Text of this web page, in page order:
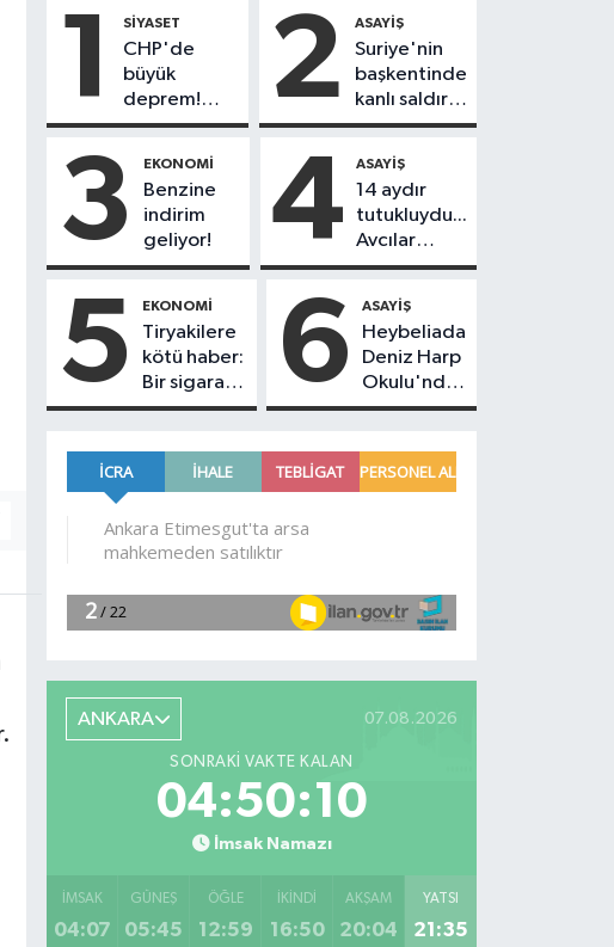
1 SIYASET
CHP'de
büyük
deprem!
230
başkanı Yeni
Parti'ye
geçiyor
2 ASAYIŞ
Suriye'nin
başkentinde
kanlı saldırı!
Yolcu
çok sayıda
ölü ve yaralı
var
3 EKONOMI
Benzine
indirim
geliyor!
4 ASAYIŞ
14 aydır
tutukluydu...
Avcılar
Belediye
Utku Caner
Çankaya
tahliye
edildi!
5 EKONOMI
Tiryakilere
kötü haber:
Bir sigara
grubuna
geldi!
6 ASAYIŞ
Heybeliada
Deniz Harp
Okulu'nda
korkutan
Alevlere
müdahale
ANKARA 07.08.2026
SONRAKI VAKTE KALAN
04:50:09
İmsak Namazı
İMSAK
04:07
GÜNEŞ
05:45
ÖĞLE
12:59
İKINDI
16:50
AKŞAM
20:04
YATSI
21:35